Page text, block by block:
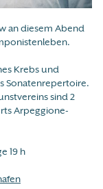
an diesem Abend
Krebs und
Sonatenrepertoire.
sind 2
Arpeggione-
19 h